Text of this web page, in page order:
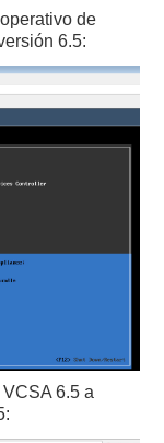
de
6.5:
6.5 a